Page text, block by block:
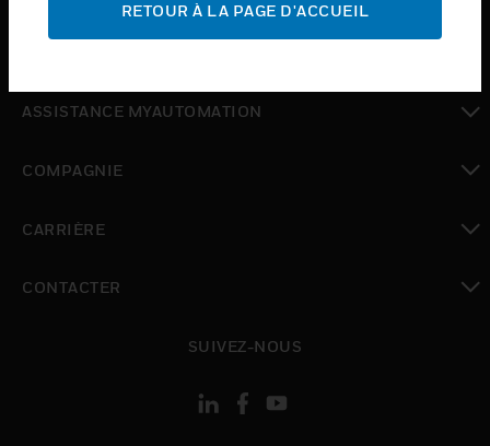
toggle view
toggle view
ASSISTANCE MYAUTOMATION
COMPAGNIE
CARRIÈRE
CONTACTER
SUIVEZ-NOUS
RETOUR À LA PAGE D'ACCUEIL